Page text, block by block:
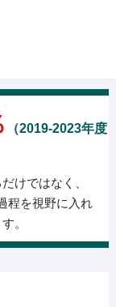
（2019-2023年度
けではなく、
程を視野に入れ
。